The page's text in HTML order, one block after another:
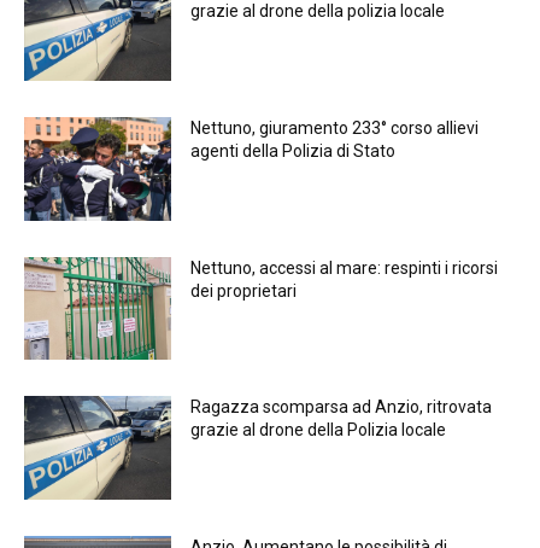
grazie al drone della polizia locale
Nettuno, giuramento 233° corso allievi
agenti della Polizia di Stato
Nettuno, accessi al mare: respinti i ricorsi
dei proprietari
Ragazza scomparsa ad Anzio, ritrovata
grazie al drone della Polizia locale